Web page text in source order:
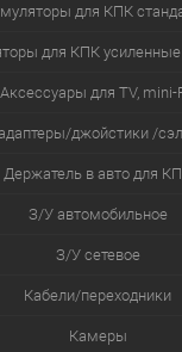
для КПК
для КПК
Аксессуары для TV, mini-
джойстики /
Держатель в авто для
З/У автомобильное
З/У сетевое
Кабели/переходники
Камеры